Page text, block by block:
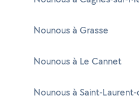
Nounous à Grasse
Nounous à Le Cannet
Nounous à Saint-Laurent-